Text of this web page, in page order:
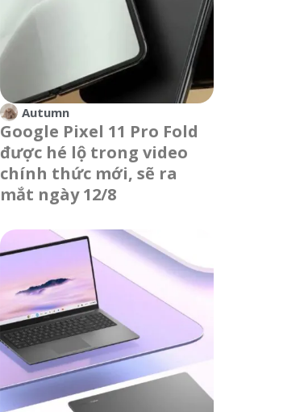
Autumn
Google Pixel 11 Pro Fold
được hé lộ trong video
chính thức mới, sẽ ra
mắt ngày 12/8